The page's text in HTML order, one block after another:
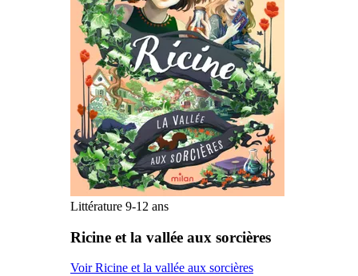
Littérature 9-12 ans
Ricine et la vallée aux sorcières
Voir Ricine et la vallée aux sorcières